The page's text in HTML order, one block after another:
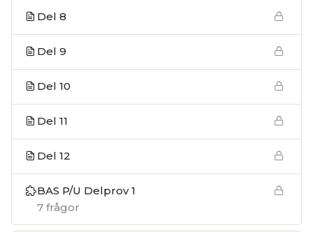
Del 8
Del 9
Del 10
Del 11
Del 12
BAS P/U Delprov 1
7 frågor